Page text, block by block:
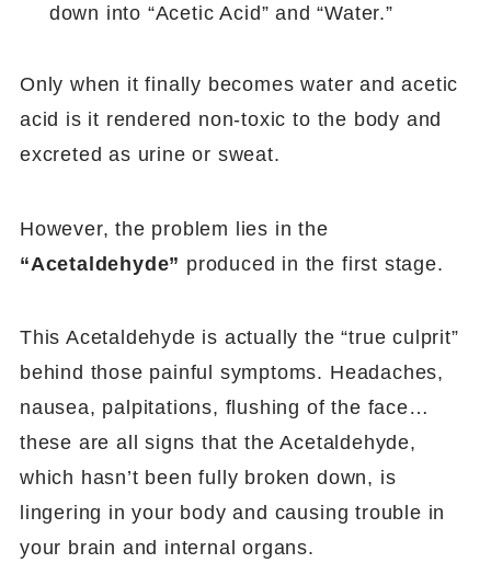
down into “Acetic Acid” and “Water.”
Only when it finally becomes water and acetic
acid is it rendered non-toxic to the body and
excreted as urine or sweat.
However, the problem lies in the
“Acetaldehyde” produced in the first stage.
This Acetaldehyde is actually the “true culprit”
behind those painful symptoms. Headaches,
nausea, palpitations, flushing of the face…
these are all signs that the Acetaldehyde,
which hasn’t been fully broken down, is
lingering in your body and causing trouble in
your brain and internal organs.